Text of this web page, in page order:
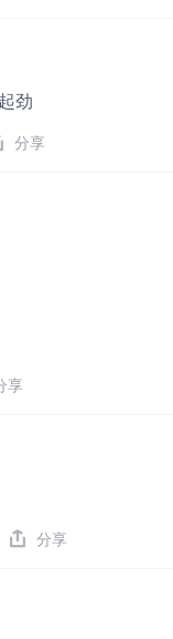
劲
分享
享
分享